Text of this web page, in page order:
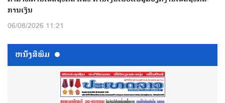
ການເງິນ
06/08/2026 11:21
ຫນ້ັງສືພິມ